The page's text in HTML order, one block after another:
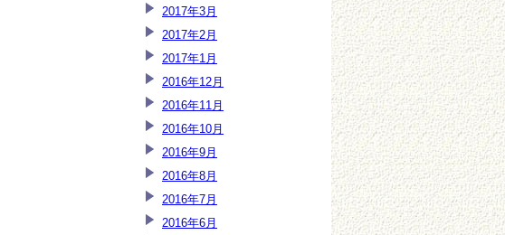
2017年3月
2017年2月
2017年1月
2016年12月
2016年11月
2016年10月
2016年9月
2016年8月
2016年7月
2016年6月